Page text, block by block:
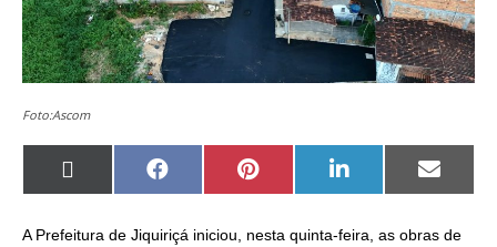
Foto:Ascom
Share
X
Share
Facebook
Share
on
Pinterest
Share
LinkedIn
Share
Email
A Prefeitura de Jiquiriçá iniciou, nesta quinta-feira, as obras de